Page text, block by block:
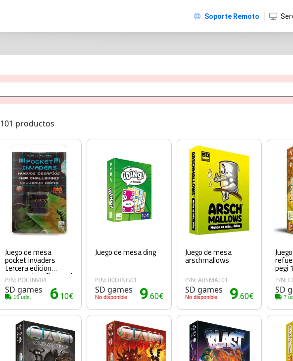
Soporte Remoto
101 productos
Juego de mesa
pocket invaders
tercera edicion
nuevos desafios pegi
8
P/N: POCINV04
SD games
15 uds. 6.10€
Juego de mesa ding
P/N: 00DING01
SD games
No disponible 9.60€
Juego de mesa
arschmallows
P/N: ARSMAL01
SD games
No disponible 9.60€
pegi
P/N:
SD
7